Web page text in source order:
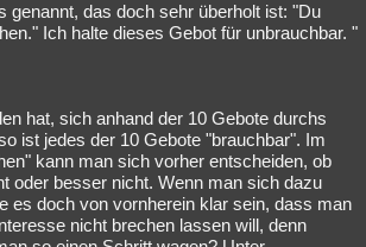
genannt, das doch sehr überholt ist: "Du
Ich halte dieses Gebot für unbrauchbar. "
hat, sich anhand der 10 Gebote durchs
ist jedes der 10 Gebote "brauchbar". Im
kann man sich vorher entscheiden, ob
oder besser nicht. Wenn man sich dazu
es doch von vornherein klar sein, dass man
nicht brechen lassen will, denn